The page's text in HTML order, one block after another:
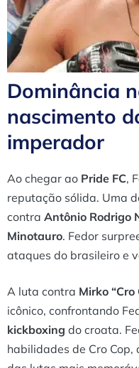
Dominância
nascimento
imperador
Ao chegar ao Pride FC,
reputação sólida. Uma
contra Antônio Rodrigo
Minotauro. Fedor
ataques do brasileiro e
A luta contra Mirko “Cro
icônico, confrontando
kickboxing do croata.
habilidades de Cro